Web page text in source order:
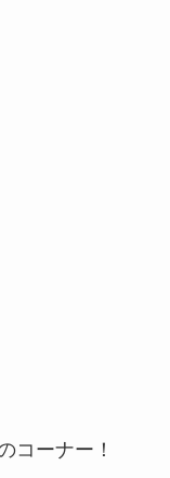
コーナー！